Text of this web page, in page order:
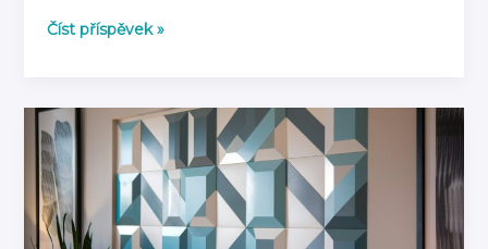
3D
strop:
kompletní
návod
jak
instalovat
2026
Číst příspěvek »